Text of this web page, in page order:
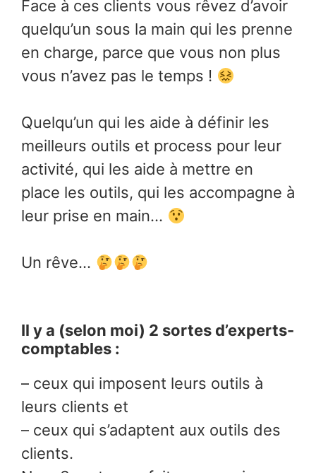
Face à ces clients vous rêvez d’avoir
quelqu’un sous la main qui les prenne
en charge, parce que vous non plus
vous n’avez pas le temps !
Quelqu’un qui les aide à définir les
meilleurs outils et process pour leur
activité, qui les aide à mettre en
place les outils, qui les accompagne à
leur prise en main…
Un rêve…
Il y a (selon moi) 2 sortes d’experts-
comptables :
– ceux qui imposent leurs outils à
leurs clients et
– ceux qui s’adaptent aux outils des
clients.